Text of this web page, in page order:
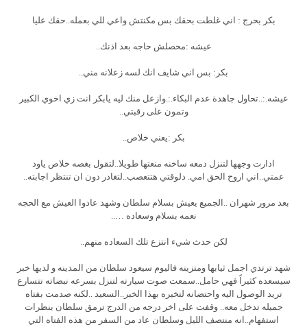
بكر بحرج : اني غلطت بحقك بس مكنتش واعي للي بعمله..حقك عليا
عيشه :محصلش حاجه بعد اذنك..
بكر: بس اني شايف انك لسه زعلانه مني..
عيشه.:..تحاول جاهدة عدم البكاء.:.وازعل منك ليه يابكر انت زي اخوي الكبير
وتمون على رقبتي..
بكر :يعني خلاص..
ادارت وجهها لتنزل دمعه ساخنه منعتها طويلا..لتقول بغصه خلاص ياود
عمتي..اني اروح الحق امي. دلوقتي هتتعصب..لتغادر دون ان تنتظر اجابته..
بعد مرور شهران ..الجميع يعيش بسلام سلطان وشهد عادوا العيش مع الحجه
نعمه بسلام وسعاده …..
لكن حدث شيء انتزع تلك السعاده منهم..
شهد ترتدي اجمل ثيابها ومتزينه فاليوم سيعود سلطان من المدينه و لديها خبر
سيسعده كثيراً فهي حامل..سمعت صوت سيارته لتنزل بسرعه نبضاته تتسارع
تريد الوصول اليه واحتضانه لتخبره بهذا الخبر..السعيد ..لكنه صدمت بفتاه
جميله تدخل معه.. وقفت على اخر درجه من الدرج ترمق سلطان بنظرات
استفهام..انه منتصف الليل وسلطان عاد من السفر من هذه الفتاه التي